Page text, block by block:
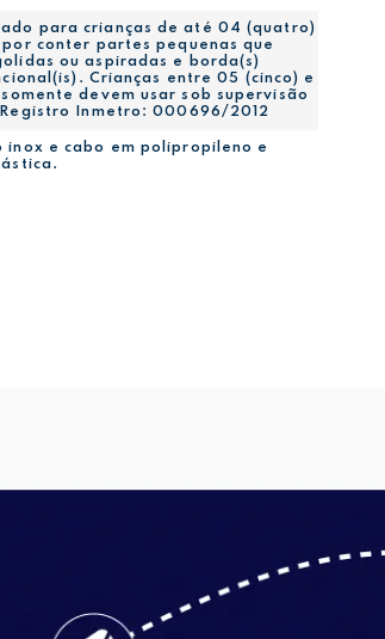
para crianças de até 04 (quatro)
conter partes pequenas que
ou aspiradas e borda(s)
Crianças entre 05 (cinco) e
devem usar sob supervisão
Inmetro: 000696/2012
inox e cabo em polipropileno e